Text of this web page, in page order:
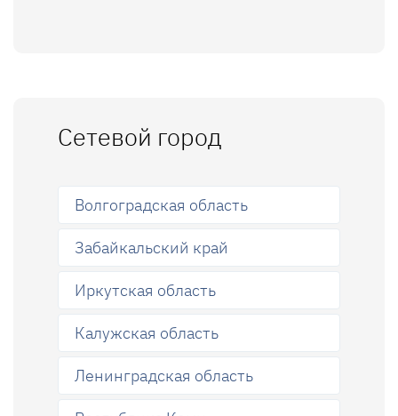
Сетевой город
Волгоградская область
Забайкальский край
Иркутская область
Калужская область
Ленинградская область